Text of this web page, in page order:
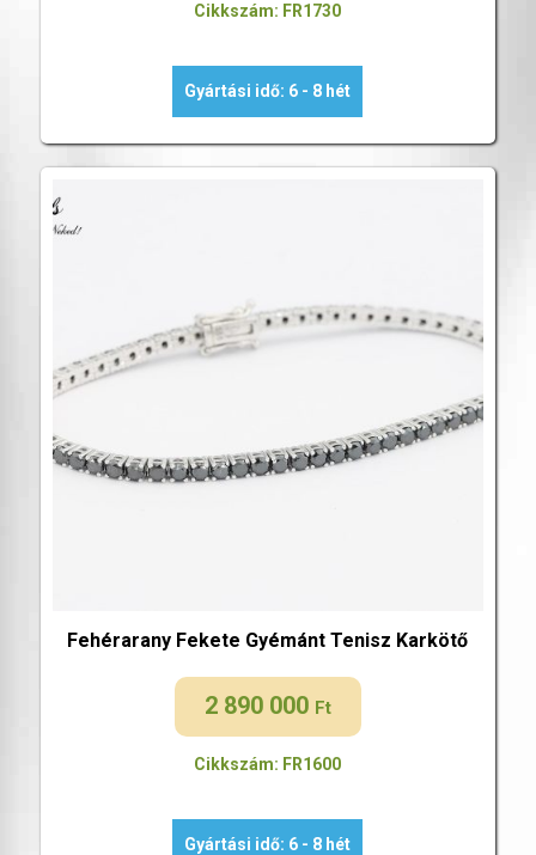
Cikkszám: FR1730
Gyártási idő: 6 - 8 hét
Fehérarany Fekete Gyémánt Tenisz Karkötő
2 890 000 Ft
Cikkszám: FR1600
Gyártási idő: 6 - 8 hét